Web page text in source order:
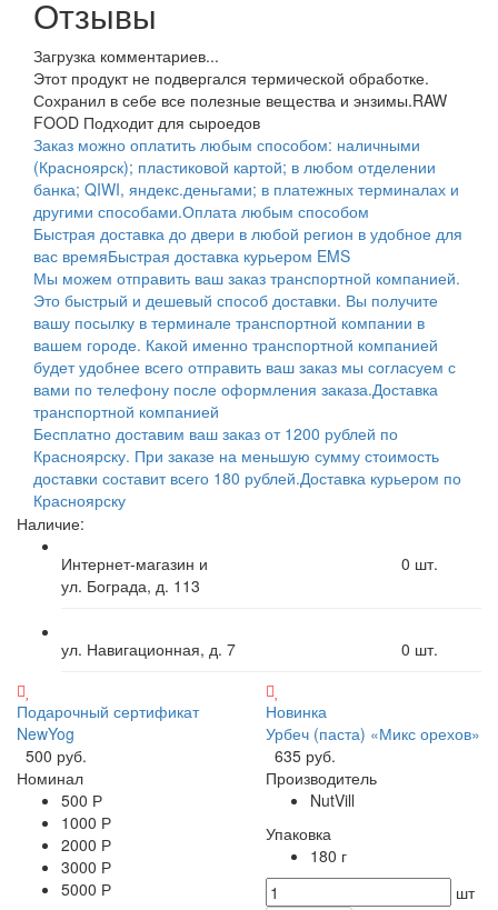
Отзывы
Загрузка комментариев...
Этот продукт не подвергался термической обработке.
Сохранил в себе все полезные вещества и энзимы.RAW
FOOD Подходит для сыроедов
Заказ можно оплатить любым способом: наличными
(Красноярск); пластиковой картой; в любом отделении
банка; QIWI, яндекс.деньгами; в платежных терминалах и
другими способами.Оплата любым способом
Быстрая доставка до двери в любой регион в удобное для
вас времяБыстрая доставка курьером EMS
Мы можем отправить ваш заказ транспортной компанией.
Это быстрый и дешевый способ доставки. Вы получите
вашу посылку в терминале транспортной компании в
вашем городе. Какой именно транспортной компанией
будет удобнее всего отправить ваш заказ мы согласуем с
вами по телефону после оформления заказа.Доставка
транспортной компанией
Бесплатно доставим ваш заказ от 1200 рублей по
Красноярску. При заказе на меньшую сумму стоимость
доставки составит всего 180 рублей.Доставка курьером по
Красноярску
Наличие:
Интернет-магазин и
ул. Бограда, д. 113
0 шт.
ул. Навигационная, д. 7 0 шт.
Подарочный сертификат
NewYog
500 руб.
Номинал
500 Р
1000 Р
2000 Р
3000 Р
5000 Р
Новинка
Урбеч (паста) «Микс орехов»
635 руб.
Производитель
NutVill
Упаковка
180 г
шт